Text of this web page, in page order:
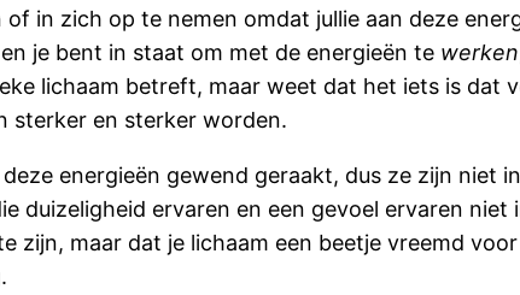
in zich op te nemen omdat jullie aan deze
je bent in staat om met de energieën te werken
lichaam betreft, maar weet dat het iets is dat
sterker en sterker worden.
energieën gewend geraakt, dus ze zijn
duizeligheid ervaren en een gevoel ervaren
zijn, maar dat je lichaam een beetje vreemd